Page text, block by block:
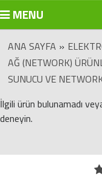
MENU
ANA SAYFA »
AĞ (NETWORK)
SUNUCU VE
İlgili ürün bulunamadı
deneyin.